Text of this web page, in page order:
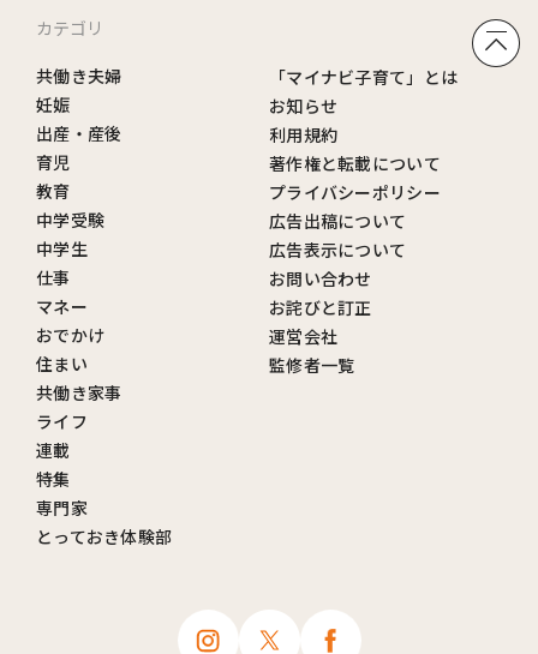
カテゴリ
共働き夫婦
妊娠
出産・産後
育児
教育
中学受験
中学生
仕事
マネー
おでかけ
住まい
共働き家事
ライフ
連載
特集
専門家
とっておき体験部
「マイナビ子育て」とは
お知らせ
利用規約
著作権と転載について
プライバシーポリシー
広告出稿について
広告表示について
お問い合わせ
お詫びと訂正
運営会社
監修者一覧